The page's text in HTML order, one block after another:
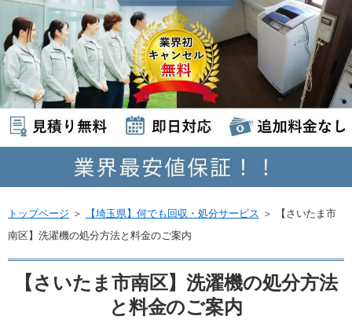
トップページ ＞ 【埼玉県】何でも回収・処分サービス ＞
【さいたま市
南区】洗濯機の処分方法と料金のご案内
【さいたま市南区】洗濯機の処分方法
と料金のご案内